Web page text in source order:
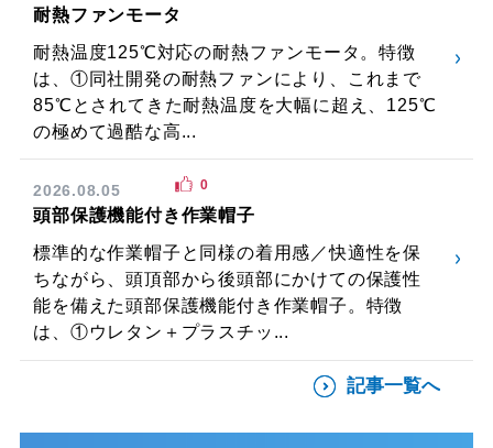
耐熱ファンモータ
耐熱温度125℃対応の耐熱ファンモータ。特徴
は、①同社開発の耐熱ファンにより、これまで
85℃とされてきた耐熱温度を大幅に超え、125℃
の極めて過酷な高...
2026.08.05
頭部保護機能付き作業帽子
標準的な作業帽子と同様の着用感／快適性を保
ちながら、頭頂部から後頭部にかけての保護性
能を備えた頭部保護機能付き作業帽子。特徴
は、①ウレタン＋プラスチッ...
0
記事一覧へ